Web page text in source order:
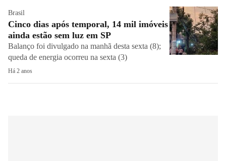
Brasil
Cinco dias após temporal, 14 mil imóveis
ainda estão sem luz em SP
Balanço foi divulgado na manhã desta sexta (8);
queda de energia ocorreu na sexta (3)
Há 2 anos